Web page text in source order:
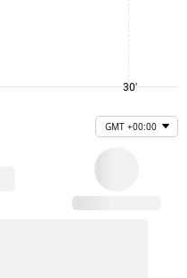
30'
GMT +00:00